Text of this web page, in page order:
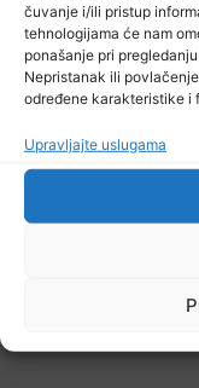
čuvanje i/ili pristup
tehnologijama će nam
ponašanje pri
Nepristanak ili
određene karakteristike i
Upravljajte uslugama